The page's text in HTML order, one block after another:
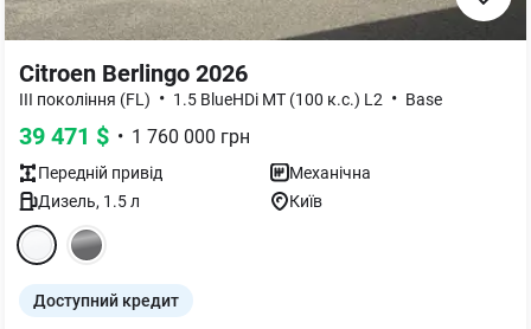
Citroen Berlingo 2026
III покоління (FL) • 1.5 BlueHDi МТ (100 к.с.) L2 • Base
39 471 $ • 1 760 000 грн
Передній привід
Механічна
Дизель, 1.5л Київ
Доступний кредит